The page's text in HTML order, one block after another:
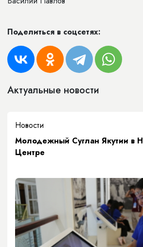
Поделиться в соцсетях:
Актуальные новости
Новости
Молодежный Суглан Якутии в
Центре